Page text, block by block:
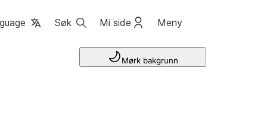
Søk Mi side Meny
Mørk bakgrunn